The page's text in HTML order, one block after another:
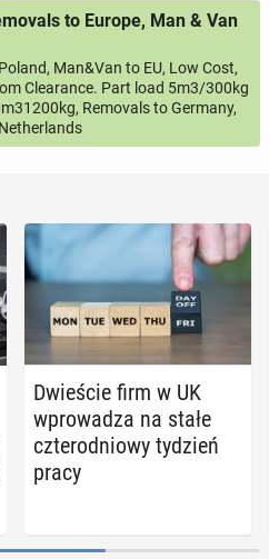
to Europe, Man & Van
Man&Van to EU, Low Cost,
Clearance. Part load 5m3/300kg
Removals to Germany,
Dwie­ście firm w UK
wpro­wa­dza na stałe
czte­ro­dnio­wy tydzień
pracy